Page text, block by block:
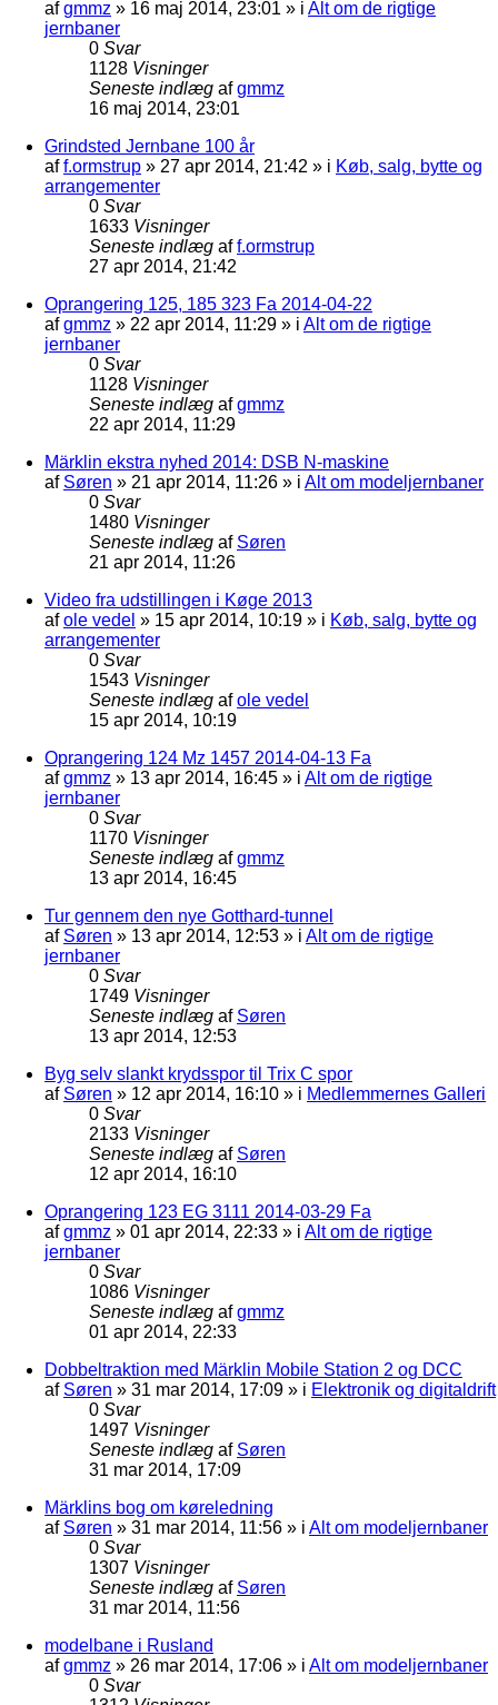
afgmmz » 16 maj 2014, 23:01 » i Alt om de rigtige
jernbaner
0 Svar
1128 Visninger
Seneste indlæg afgmmz
16 maj 2014, 23:01
Grindsted Jernbane 100 år
aff.ormstrup » 27 apr 2014, 21:42 » i Køb, salg, bytte og
arrangementer
0 Svar
1633 Visninger
Seneste indlæg aff.ormstrup
27 apr 2014, 21:42
Oprangering 125, 185 323 Fa 2014-04-22
afgmmz » 22 apr 2014, 11:29 » i Alt om de rigtige
jernbaner
0 Svar
1128 Visninger
Seneste indlæg afgmmz
22 apr 2014, 11:29
Märklin ekstra nyhed 2014: DSB N-maskine
af Søren » 21 apr 2014, 11:26 » i Alt om modeljernbaner
0 Svar
1480 Visninger
Seneste indlæg af Søren
21 apr 2014, 11:26
Video fra udstillingen i Køge 2013
afole vedel » 15 apr 2014, 10:19 » i Køb, salg, bytte og
arrangementer
0 Svar
1543 Visninger
Seneste indlæg afole vedel
15 apr 2014, 10:19
Oprangering 124 Mz 1457 2014-04-13 Fa
afgmmz » 13 apr 2014, 16:45 » i Alt om de rigtige
jernbaner
0 Svar
1170 Visninger
Seneste indlæg afgmmz
13 apr 2014, 16:45
Tur gennem den nye Gotthard-tunnel
af Søren » 13 apr 2014, 12:53 » i Alt om de rigtige
jernbaner
0 Svar
1749 Visninger
Seneste indlæg af Søren
13 apr 2014, 12:53
Byg selv slankt krydsspor til Trix C spor
af Søren » 12 apr 2014, 16:10 » i Medlemmernes Galleri
0 Svar
2133 Visninger
Seneste indlæg af Søren
12 apr 2014, 16:10
Oprangering 123 EG 3111 2014-03-29 Fa
afgmmz » 01 apr 2014, 22:33 » i Alt om de rigtige
jernbaner
0 Svar
1086 Visninger
Seneste indlæg afgmmz
01 apr 2014, 22:33
Dobbeltraktion med Märklin Mobile Station 2 og DCC
af Søren » 31 mar 2014, 17:09 » i Elektronik og digitaldrift
0 Svar
1497 Visninger
Seneste indlæg af Søren
31 mar 2014, 17:09
Märklins bog om køreledning
af Søren » 31 mar 2014, 11:56 » i Alt om modeljernbaner
0 Svar
1307 Visninger
Seneste indlæg af Søren
31 mar 2014, 11:56
modelbane i Rusland
afgmmz » 26 mar 2014, 17:06 » i Alt om modeljernbaner
0 Svar